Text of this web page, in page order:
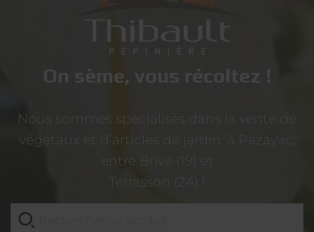
On sème, vous récoltez !
Nous sommes spécialisés dans la vente de
végétaux et d’articles de jardin, à Pazayac,
entre Brive (19) et
Terrasson (24) !